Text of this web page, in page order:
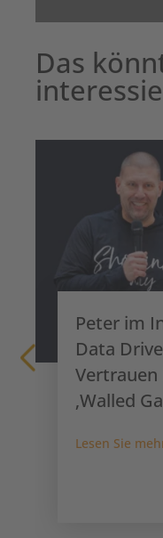
Das
Peter im
Data
Vertrauen
‚Walled
Lesen Sie